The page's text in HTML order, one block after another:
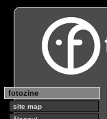
fotozine
site map